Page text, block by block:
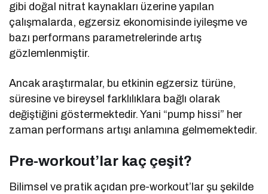
gibi doğal nitrat kaynakları üzerine yapılan
çalışmalarda, egzersiz ekonomisinde iyileşme ve
bazı performans parametrelerinde artış
gözlemlenmiştir.
Ancak araştırmalar, bu etkinin egzersiz türüne,
süresine ve bireysel farklılıklara bağlı olarak
değiştiğini göstermektedir. Yani “pump hissi” her
zaman performans artışı anlamına gelmemektedir.
Pre-workout’lar kaç çeşit?
Bilimsel ve pratik açıdan pre-workout’lar şu şekilde